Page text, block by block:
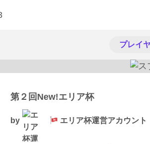
プレイ
第２回New!エリア杯
by エリア杯運営アカウント